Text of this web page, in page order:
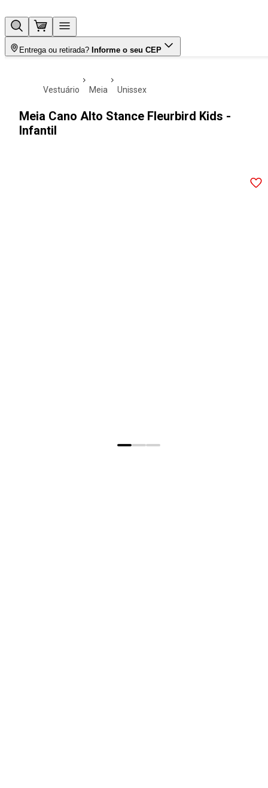
Entrega ou retirada? Informe o seu CEP
vestuário meia unissex
Meia Cano Alto Stance Fleurbird Kids -
Infantil